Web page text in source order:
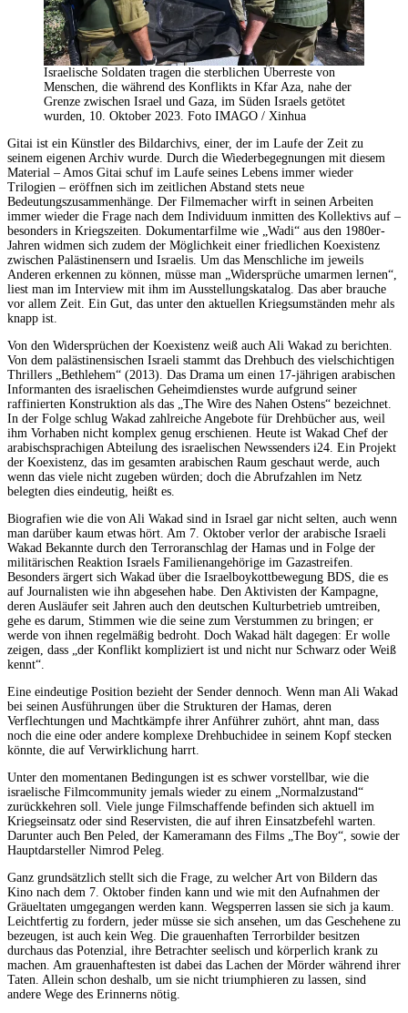
Israelische Soldaten tragen die sterblichen Überreste von
Menschen, die während des Konflikts in Kfar Aza, nahe der
Grenze zwischen Israel und Gaza, im Süden Israels getötet
wurden, 10. Oktober 2023. Foto IMAGO / Xinhua
Gitai ist ein Künstler des Bildarchivs, einer, der im Laufe der Zeit zu
seinem eigenen Archiv wurde. Durch die Wiederbegegnungen mit diesem
Material – Amos Gitai schuf im Laufe seines Lebens immer wieder
Trilogien – eröffnen sich im zeitlichen Abstand stets neue
Bedeutungszusammenhänge. Der Filmemacher wirft in seinen Arbeiten
immer wieder die Frage nach dem Individuum inmitten des Kollektivs auf –
besonders in Kriegszeiten. Dokumentarfilme wie „Wadi“ aus den 1980er-
Jahren widmen sich zudem der Möglichkeit einer friedlichen Koexistenz
zwischen Palästinensern und Israelis. Um das Menschliche im jeweils
Anderen erkennen zu können, müsse man „Widersprüche umarmen lernen“,
liest man im Interview mit ihm im Ausstellungskatalog. Das aber brauche
vor allem Zeit. Ein Gut, das unter den aktuellen Kriegsumständen mehr als
knapp ist.
Von den Widersprüchen der Koexistenz weiß auch Ali Wakad zu berichten.
Von dem palästinensischen Israeli stammt das Drehbuch des vielschichtigen
Thrillers „Bethlehem“ (2013). Das Drama um einen 17-jährigen arabischen
Informanten des israelischen Geheimdienstes wurde aufgrund seiner
raffinierten Konstruktion als das „The Wire des Nahen Ostens“ bezeichnet.
In der Folge schlug Wakad zahlreiche Angebote für Drehbücher aus, weil
ihm Vorhaben nicht komplex genug erschienen. Heute ist Wakad Chef der
arabischsprachigen Abteilung des israelischen Newssenders i24. Ein Projekt
der Koexistenz, das im gesamten arabischen Raum geschaut werde, auch
wenn das viele nicht zugeben würden; doch die Abrufzahlen im Netz
belegten dies eindeutig, heißt es.
Biografien wie die von Ali Wakad sind in Israel gar nicht selten, auch wenn
man darüber kaum etwas hört. Am 7. Oktober verlor der arabische Israeli
Wakad Bekannte durch den Terroranschlag der Hamas und in Folge der
militärischen Reaktion Israels Familienangehörige im Gazastreifen.
Besonders ärgert sich Wakad über die Israelboykottbewegung BDS, die es
auf Journalisten wie ihn abgesehen habe. Den Aktivisten der Kampagne,
deren Ausläufer seit Jahren auch den deutschen Kulturbetrieb umtreiben,
gehe es darum, Stimmen wie die seine zum Verstummen zu bringen; er
werde von ihnen regelmäßig bedroht. Doch Wakad hält dagegen: Er wolle
zeigen, dass „der Konflikt kompliziert ist und nicht nur Schwarz oder Weiß
kennt“.
Eine eindeutige Position bezieht der Sender dennoch. Wenn man Ali Wakad
bei seinen Ausführungen über die Strukturen der Hamas, deren
Verflechtungen und Machtkämpfe ihrer Anführer zuhört, ahnt man, dass
noch die eine oder andere komplexe Drehbuchidee in seinem Kopf stecken
könnte, die auf Verwirklichung harrt.
Unter den momentanen Bedingungen ist es schwer vorstellbar, wie die
israelische Filmcommunity jemals wieder zu einem „Normalzustand“
zurückkehren soll. Viele junge Filmschaffende befinden sich aktuell im
Kriegseinsatz oder sind Reservisten, die auf ihren Einsatzbefehl warten.
Darunter auch Ben Peled, der Kameramann des Films „The Boy“, sowie der
Hauptdarsteller Nimrod Peleg.
Ganz grundsätzlich stellt sich die Frage, zu welcher Art von Bildern das
Kino nach dem 7. Oktober finden kann und wie mit den Aufnahmen der
Gräueltaten umgegangen werden kann. Wegsperren lassen sie sich ja kaum.
Leichtfertig zu fordern, jeder müsse sie sich ansehen, um das Geschehene zu
bezeugen, ist auch kein Weg. Die grauenhaften Terrorbilder besitzen
durchaus das Potenzial, ihre Betrachter seelisch und körperlich krank zu
machen. Am grauenhaftesten ist dabei das Lachen der Mörder während ihrer
Taten. Allein schon deshalb, um sie nicht triumphieren zu lassen, sind
andere Wege des Erinnerns nötig.